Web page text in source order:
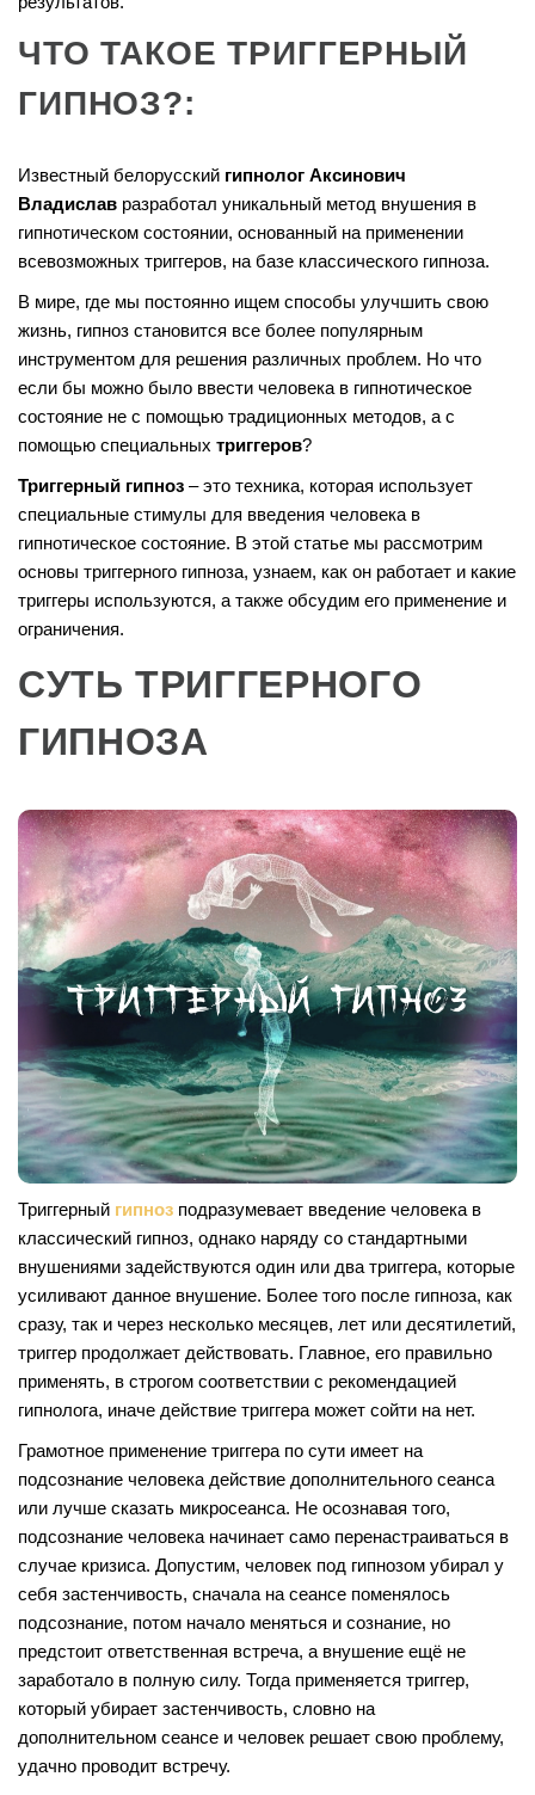
ЧТО ТАКОЕ ТРИГГЕРНЫЙ
ГИПНОЗ?:
Известный белорусский гипнолог Аксинович
Владислав разработал уникальный метод внушения в
гипнотическом состоянии, основанный на применении
всевозможных триггеров, на базе классического гипноза.
В мире, где мы постоянно ищем способы улучшить свою
жизнь, гипноз становится все более популярным
инструментом для решения различных проблем. Но что
если бы можно было ввести человека в гипнотическое
состояние не с помощью традиционных методов, а с
помощью специальных триггеров?
Триггерный гипноз – это техника, которая использует
специальные стимулы для введения человека в
гипнотическое состояние. В этой статье мы рассмотрим
основы триггерного гипноза, узнаем, как он работает и какие
триггеры используются, а также обсудим его применение и
ограничения.
СУТЬ ТРИГГЕРНОГО
ГИПНОЗА
Триггерный гипноз подразумевает введение человека в
классический гипноз, однако наряду со стандартными
внушениями задействуются один или два триггера, которые
усиливают данное внушение. Более того после гипноза, как
сразу, так и через несколько месяцев, лет или десятилетий,
триггер продолжает действовать. Главное, его правильно
применять, в строгом соответствии с рекомендацией
гипнолога, иначе действие триггера может сойти на нет.
Грамотное применение триггера по сути имеет на
подсознание человека действие дополнительного сеанса
или лучше сказать микросеанса. Не осознавая того,
подсознание человека начинает само перенастраиваться в
случае кризиса. Допустим, человек под гипнозом убирал у
себя застенчивость, сначала на сеансе поменялось
подсознание, потом начало меняться и сознание, но
предстоит ответственная встреча, а внушение ещё не
заработало в полную силу. Тогда применяется триггер,
который убирает застенчивость, словно на
дополнительном сеансе и человек решает свою проблему,
удачно проводит встречу.